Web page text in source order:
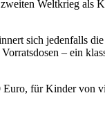
Weltkrieg als
sich jedenfalls
– ein
für Kinder von